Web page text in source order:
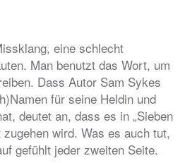
eine schlecht
Man benutzt das Wort, um
Dass Autor Sam Sykes
für seine Heldin und
deutet an, dass es in „Sieben
wird. Was es auch tut,
gefühlt jeder zweiten Seite.